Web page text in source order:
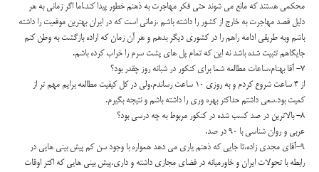
محکمی هستند که مانع می شوند حتی فکر مهاجرت به ذهنم خطور پیدا کند.اما اگر زمانی به هر
دلیل قصد مهاجرت به خارج از کشور را داشته باشم ،زمانی است که در ایران بهترین موقعیت را داشته
باشم وبه طریقی ادامه راهم را در کشوری دیگر بدهم و هر آن زمان که اراده بازگشت به وطن کنم
جایگاهم تثبیت شده باشد نه این که تمام پل های پشت سرم را خراب کرده باشم.
۷- آقا بهنام،ساعات مطالعه شما برای کنکور در شبانه روز چقدر بود؟
از ۴ ساعت شروع کردم و به روزی ۱۰ ساعت رساندم.ولی در کل کیفیت مطالعه برایم مهم تر از
کمیت بود.سعی داشتم حداکثر بهره وری را داشته باشم و نتیجه بگیرم.
۸- بالاترین در صد کسب شده در کنکور مربوط به چه درسی بود؟
عربی و روان شناسی با ۹۰ در صد.
۹-آقای مجدی زاده،تا جایی که ذهنم یاری می دهد همواره با وجود سن کم پیش بینی هایی در
رابطه با تحولات ایران و خاورمیانه در فضای مجازی داشته و داری.پیش بینی هایی که اکثر اوقات